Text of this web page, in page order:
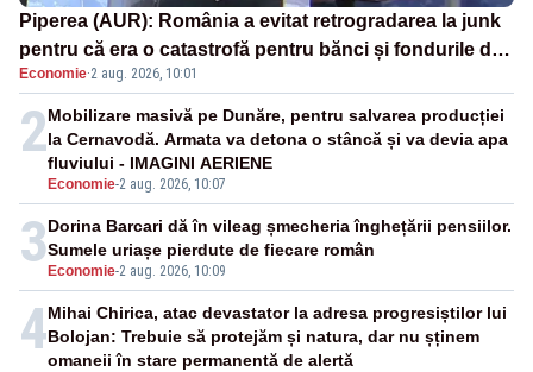
Piperea (AUR): România a evitat retrogradarea la junk
pentru că era o catastrofă pentru bănci și fondurile de
pensii
Economie·2 aug. 2026, 10:01
2
Economie-2 aug. 2026, 10:07
Mobilizare masivă pe Dunăre, pentru salvarea producției
la Cernavodă. Armata va detona o stâncă și va devia apa
fluviului - IMAGINI AERIENE
3 Economie-2 aug. 2026, 10:09
Dorina Barcari dă în vileag șmecheria înghețării pensiilor.
Sumele uriașe pierdute de fiecare român
4Mihai Chirica, atac devastator la adresa progresiștilor lui
Bolojan: Trebuie să protejăm și natura, dar nu șținem
omaneii în stare permanentă de alertă